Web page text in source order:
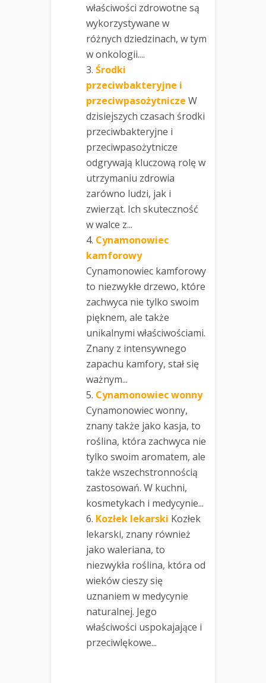
właściwości zdrowotne są
wykorzystywane w
różnych dziedzinach, w tym
w onkologii....
Środki
przeciwbakteryjne i
przeciwpasożytnicze W
dzisiejszych czasach środki
przeciwbakteryjne i
przeciwpasożytnicze
odgrywają kluczową rolę w
utrzymaniu zdrowia
zarówno ludzi, jak i
zwierząt. Ich skuteczność
w walce z...
Cynamonowiec
kamforowy
Cynamonowiec kamforowy
to niezwykłe drzewo, które
zachwyca nie tylko swoim
pięknem, ale także
unikalnymi właściwościami.
Znany z intensywnego
zapachu kamfory, stał się
ważnym...
Cynamonowiec wonny
Cynamonowiec wonny,
znany także jako kasja, to
roślina, która zachwyca nie
tylko swoim aromatem, ale
także wszechstronnością
zastosowań. W kuchni,
kosmetykach i medycynie...
Kozłek lekarski Kozłek
lekarski, znany również
jako waleriana, to
niezwykła roślina, która od
wieków cieszy się
uznaniem w medycynie
naturalnej. Jego
właściwości uspokajające i
przeciwlękowe...